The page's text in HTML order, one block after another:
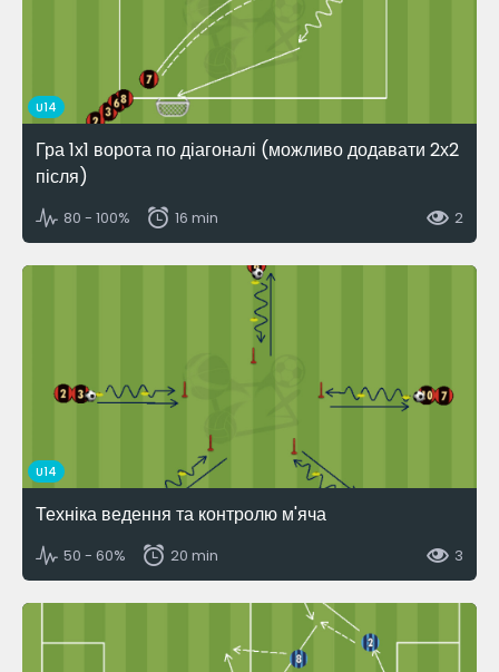
U14
Гра 1х1 ворота по діагоналі (можливо додавати 2х2
після)
80 - 100% 16 min 2
U14
Техніка ведення та контролю м'яча
50 - 60% 20 min 3